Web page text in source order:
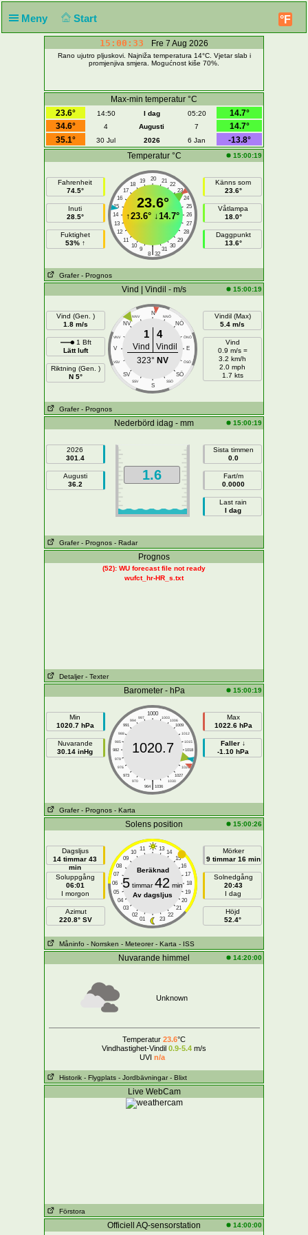
Meny Start °F
15:00:33 Fre 7 Aug 2026
Rano ujutro pljuskovi. Najniža temperatura 14°C. Vjetar slab i
promjenjiva smjera. Mogućnost kiše 70%.
Max-min temperatur °C
23.6°
14:50 I dag 05:20
14.7°
34.6°
4 Augusti 7
14.7°
35.1°
30 Jul 2026 6 Jan
-13.8°
Temperatur °C
15:00:19
Fahrenheit
74.5°
Inuti
28.5°
Fuktighet
53% ↑
20
19 21
18
22
17
23
16
24
15
25
14
26
13
27
12
28
11
29
10
30
9 31
|
8 32
23.6°
↑23.6° ↓14.7°
Känns som
23.6°
Våtlampa
18.0°
Daggpunkt
13.6°
Grafer - Prognos
Vind | Vindil - m/s 15:00:19
Vind (Gen. )
1.8 m/s
1 Bft
Lätt luft
Riktning (Gen. )
N 5°
N
NNV NNÖ
NV NÖ
VNV ÖNÖ
V E
VSV ÖSÖ
SV SÖ
SSV SSÖ
S
1 4
Vind
Vindil
323° NV
Vindil (Max)
5.4 m/s
Vind
0.9 m/s =
3.2 km/h
2.0 mph
1.7 kts
Grafer - Prognos
Nederbörd idag - mm 15:00:19
2026
301.4
Augusti
36.2
1.6
Sista timmen
0.0
Fart/m
0.0000
Last rain
I dag
Grafer - Prognos - Radar
Prognos
(52): WU forecast file not ready
wufct_hr-HR_s.txt
Detaljer - Texter
Barometer - hPa 15:00:19
Min
1020.7 hPa
Nuvarande
30.14 inHg
1000
997 1003
994
1006
991
1009
988
1012
985
1015
982
1018
979
1021
976
1024
973
1027
970
1030
|
964 1036
1020.7
Max
1022.6 hPa
Faller ↓
-1.10 hPa
Grafer - Prognos - Karta
Solens position 15:00:26
Dagsljus
14 timmar 43
min
Soluppgång
06:01
I morgon
Azimut
220.8° SV
11 13
10
14
09
15
08
16
07
17
06
18
05
19
04
20
03
21
02
22
01 23
Beräknad
5 timmar42 min
Av dagsljus
Mörker
9 timmar 16 min
Solnedgång
20:43
I dag
Höjd
52.4°
Måninfo - Norrsken - Meteorer - Karta - ISS
Nuvarande himmel 14:20:00
Unknown
Temperatur 23.6°C
Vindhastighet-Vindil 0.9-5.4 m/s
UVI n/a
Historik - Flygplats - Jordbävningar - Blixt
Live WebCam
Förstora
Officiell AQ-sensorstation 14:00:00